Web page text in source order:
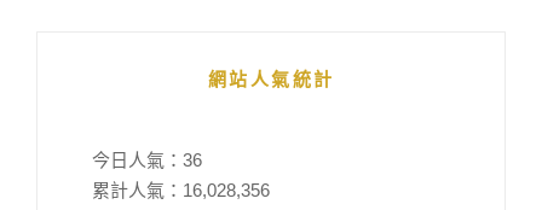
網站人氣統計
今日人氣： 36
累計人氣： 16,028,356